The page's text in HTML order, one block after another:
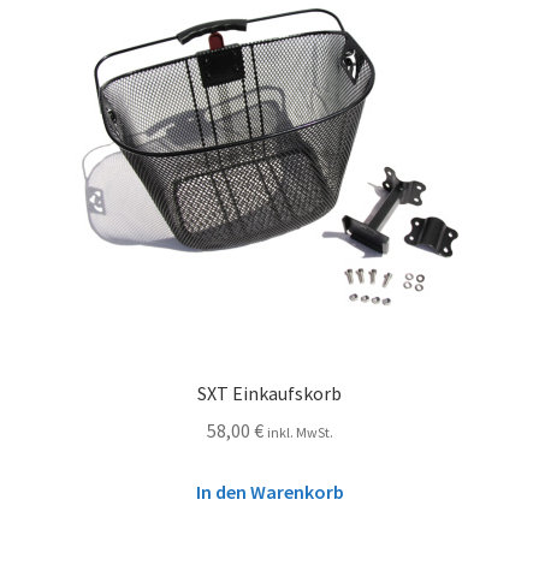
SXT Einkaufskorb
58,00 € inkl. MwSt.
In den Warenkorb